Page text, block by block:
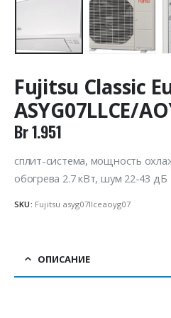
Fujitsu Classic
ASYG07LLCE/
Br1.951
сплит-система, мощность
обогрева 2.7 кВт, шум 22-43 дБ
SKU: Fujitsu asyg07llceaoyg07
ОПИСАНИЕ